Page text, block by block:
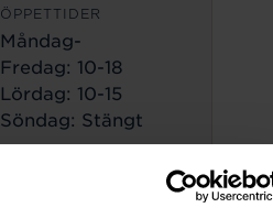
ÖPPETTIDER
Måndag-
Fredag: 10-18
Lördag: 10-15
Söndag: Stängt